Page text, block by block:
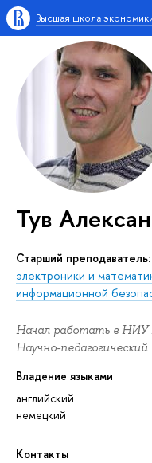
Высшая школа
Тув
Старший преподаватель:
электроники и
информационной
Начал работать в НИУ
Научно-
Владение языками
английский
немецкий
Контакты